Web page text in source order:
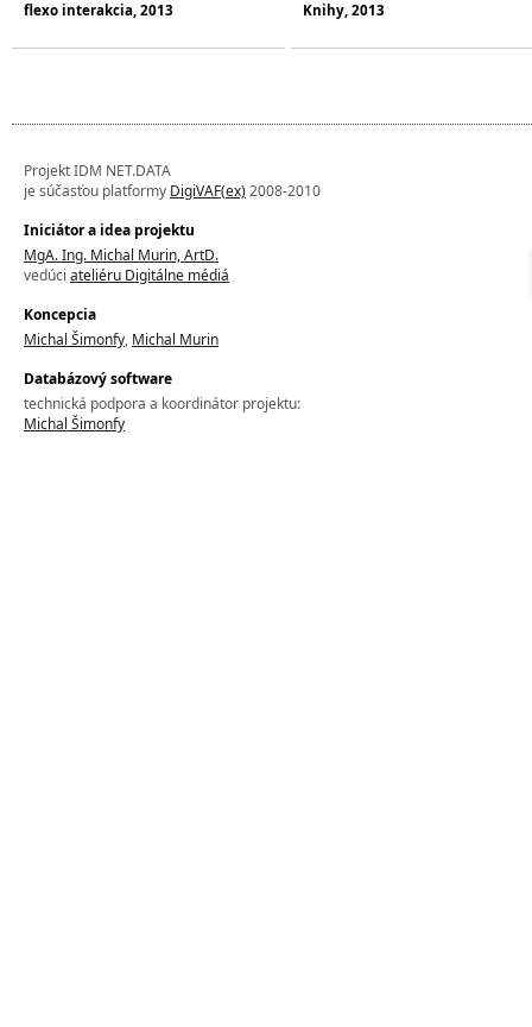
flexo interakcia, 2013 Knihy, 2013
Projekt IDM NET.DATA
je súčasťou platformy DigiVAF(ex)2008-2010
Iniciátor a idea projektu
MgA. Ing. Michal Murin, ArtD.
vedúci ateliéru Digitálne médiá
Koncepcia
Michal Šimonfy, Michal Murin
Databázový software
technická podpora a koordinátor projektu:
Michal Šimonfy